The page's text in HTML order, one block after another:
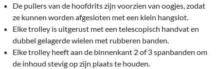
De pullers van de hoofdrits zijn voorzien van oogjes, zodat
ze kunnen worden afgesloten met een klein hangslot.
Elke trolley is uitgerust met een telescopisch handvat en
dubbel gelagerde wielen met rubberen banden.
Elke trolley heeft aan de binnenkant 2 of 3 spanbanden om
de inhoud stevig op zijn plaats te houden.